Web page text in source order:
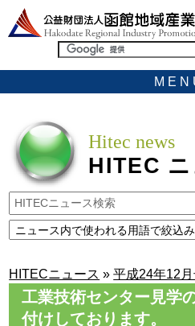
Hitec news
HITEC
HITECニュース »平成24年12
工業技術センター見学
付けしております。